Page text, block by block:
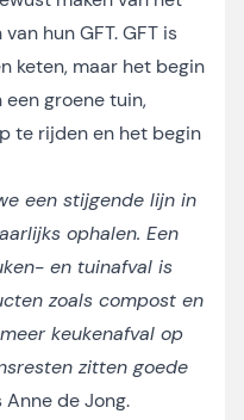
hun GFT. GFT is
keten, maar het begin
groene tuin,
te rijden en het begin
een stijgende lijn in
ophalen. Een
en tuinafval is
zoals compost en
keukenafval op
zitten goede
Anne de Jong.